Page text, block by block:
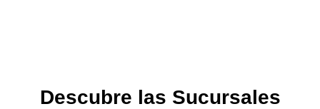
Descubre las Sucursales